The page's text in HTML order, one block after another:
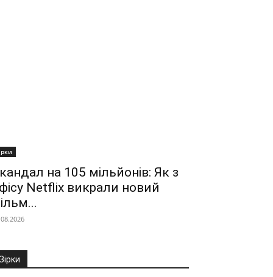
на 105 мільйонів: Як з
Netflix викрали новий